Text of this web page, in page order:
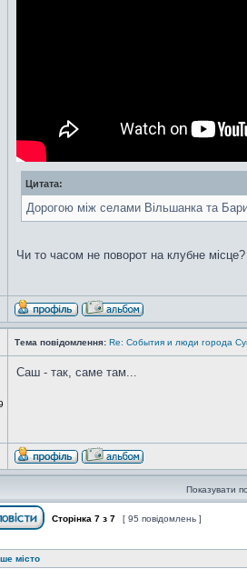
Цитата:
Дорогою між селами Вільшанка та
Чи то часом не поворот на клубне місце?
Тема повідомлення: Re: События и люди города
Саш - так, саме там...
Показувати
Сторінка 7 з 7 [ 95 повідомлень ]
місто